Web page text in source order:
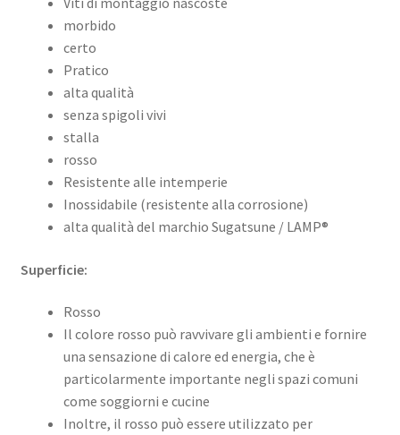
morbido
certo
Pratico
alta qualità
senza spigoli vivi
stalla
rosso
Resistente alle intemperie
Inossidabile (resistente alla corrosione)
alta qualità del marchio Sugatsune / LAMP®
Superficie:
Rosso
Il colore rosso può ravvivare gli ambienti e fornire
una sensazione di calore ed energia, che è
particolarmente importante negli spazi comuni
come soggiorni e cucine
Inoltre, il rosso può essere utilizzato per